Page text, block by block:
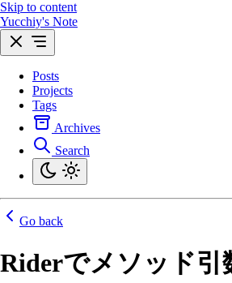
Skip to content
Yucchiy's Note
Posts
Projects
Tags
Archives
Search
Go back
Riderでメソッド引